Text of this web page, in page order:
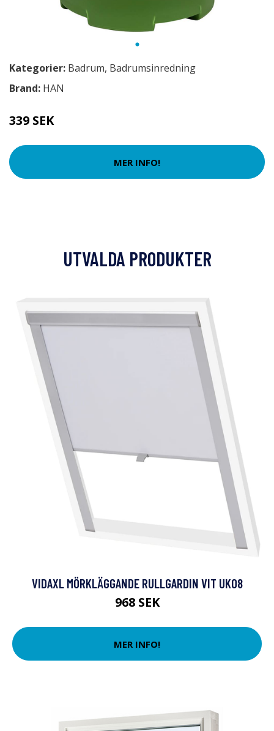
Kategorier: Badrum, Badrumsinredning
Brand: HAN
339 SEK
MER INFO!
UTVALDA PRODUKTER
VIDAXL MÖRKLÄGGANDE RULLGARDIN VIT UK08
968 SEK
MER INFO!